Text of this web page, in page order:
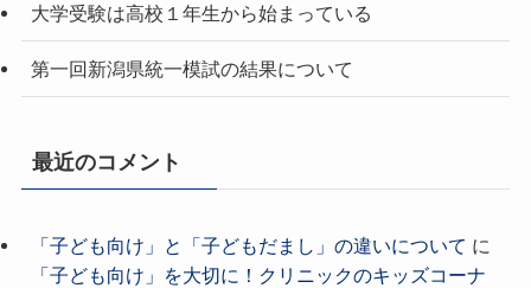
大学受験は高校１年生から始まっている
第一回新潟県統一模試の結果について
最近のコメント
「子ども向け」と「子どもだまし」の違いについて に
「子ども向け」を大切に！クリニックのキッズコーナ